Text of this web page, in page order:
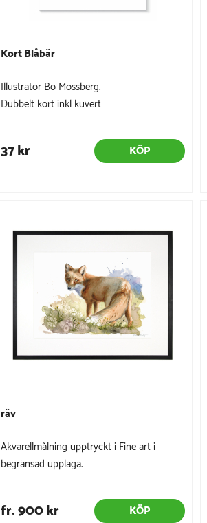
Kort Blåbär
Illustratör Bo Mossberg.
Dubbelt kort inkl kuvert
37 kr KÖP
räv
Akvarellmålning upptryckt i Fine art i
begränsad upplaga.
fr. 900 kr KÖP